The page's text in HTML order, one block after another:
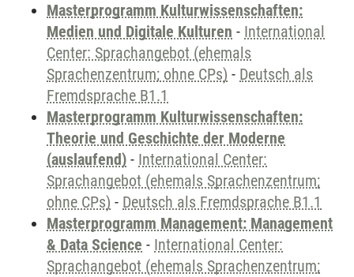
Masterprogramm Kulturwissenschaften:
Medien und Digitale Kulturen - International
Center: Sprachangebot (ehemals
Sprachenzentrum; ohne CPs) - Deutsch als
Fremdsprache B1.1
Masterprogramm Kulturwissenschaften:
Theorie und Geschichte der Moderne
(auslaufend) - International Center:
Sprachangebot (ehemals Sprachenzentrum;
ohne CPs) - Deutsch als Fremdsprache B1.1
Masterprogramm Management: Management
& Data Science - International Center:
Sprachangebot (ehemals Sprachenzentrum;